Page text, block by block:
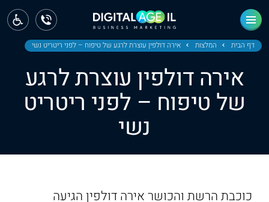
דף הבית המלצות אירה דולפין עוצרת לרגע של טיפוח – לפני ריטריט נשי
אירה דולפין עוצרת לרגע
של טיפוח – לפני ריטריט
נשי
כוכבת הרשת והכושר אירה דולפין הגיעה
ראשי
חדשות
מחוז צפון
מחוז חיפה
מחוז מרכז
מחוז דרום